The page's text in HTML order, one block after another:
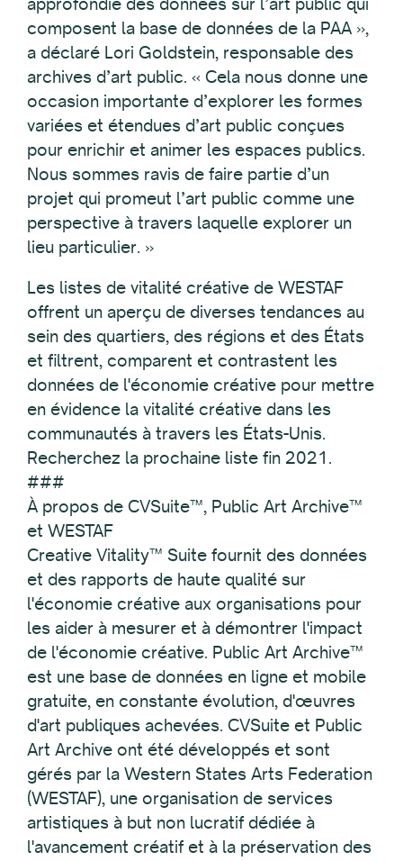
composent la base de données de la PAA »,
a déclaré Lori Goldstein, responsable des
archives d’art public. « Cela nous donne une
occasion importante d’explorer les formes
variées et étendues d’art public conçues
pour enrichir et animer les espaces publics.
Nous sommes ravis de faire partie d’un
projet qui promeut l’art public comme une
perspective à travers laquelle explorer un
lieu particulier. »
Les listes de vitalité créative de WESTAF
offrent un aperçu de diverses tendances au
sein des quartiers, des régions et des États
et filtrent, comparent et contrastent les
données de l'économie créative pour mettre
en évidence la vitalité créative dans les
communautés à travers les États-Unis.
Recherchez la prochaine liste fin 2021.
###
À propos de CVSuite™, Public Art Archive™
et WESTAF
Creative Vitality™ Suite fournit des données
et des rapports de haute qualité sur
l'économie créative aux organisations pour
les aider à mesurer et à démontrer l'impact
de l'économie créative. Public Art Archive™
est une base de données en ligne et mobile
gratuite, en constante évolution, d'œuvres
d'art publiques achevées. CVSuite et Public
Art Archive ont été développés et sont
gérés par la Western States Arts Federation
(WESTAF), une organisation de services
artistiques à but non lucratif dédiée à
l'avancement créatif et à la préservation des